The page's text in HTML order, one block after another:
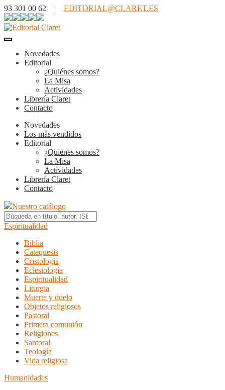
93 301 00 62 | EDITORIAL@CLARET.ES
Novedades
Editorial
¿Quiénes somos?
La Misa
Actividades
Librería Claret
Contacto
Novedades
Los más vendidos
Editorial
¿Quiénes somos?
La Misa
Actividades
Librería Claret
Contacto
Nuestro catálogo
Espiritualidad
Biblia
Catequesis
Cristología
Eclesiología
Espiritualidad
Liturgia
Muerte y duelo
Objetos religiosos
Pastoral
Primera comunión
Religiones
Santoral
Teología
Vida religiosa
Humanidades